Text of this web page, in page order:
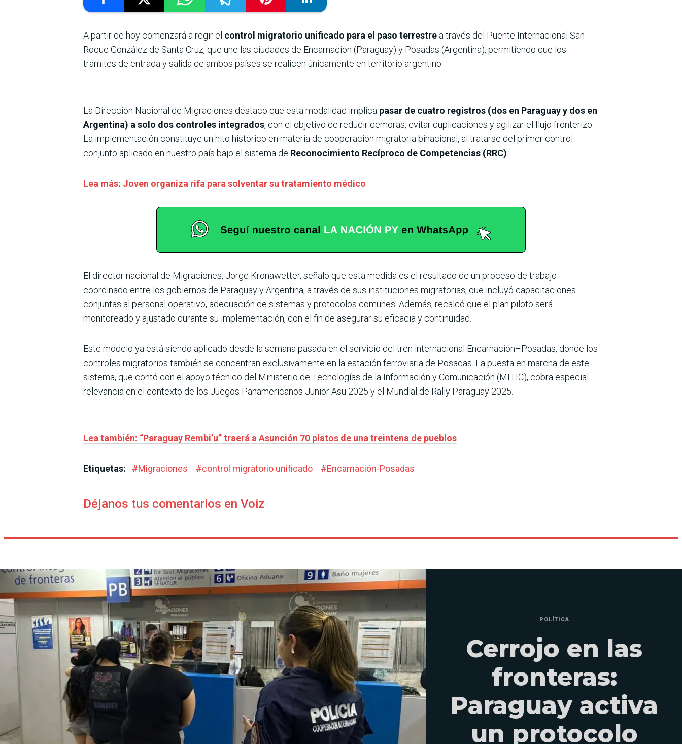
A partir de hoy comenzará a regir el control migratorio unificado para el paso terrestre a través del Puente Internacional San
Roque González de Santa Cruz, que une las ciudades de Encarnación (Paraguay) y Posadas (Argentina), permitiendo que los
trámites de entrada y salida de ambos países se realicen únicamente en territorio argentino.
La Dirección Nacional de Migraciones destacó que esta modalidad implica pasar de cuatro registros (dos en Paraguay y dos en
Argentina) a solo dos controles integrados, con el objetivo de reducir demoras, evitar duplicaciones y agilizar el flujo fronterizo.
La implementación constituye un hito histórico en materia de cooperación migratoria binacional, al tratarse del primer control
conjunto aplicado en nuestro país bajo el sistema de Reconocimiento Recíproco de Competencias (RRC).
Lea más: Joven organiza rifa para solventar su tratamiento médico
El director nacional de Migraciones, Jorge Kronawetter, señaló que esta medida es el resultado de un proceso de trabajo
coordinado entre los gobiernos de Paraguay y Argentina, a través de sus instituciones migratorias, que incluyó capacitaciones
conjuntas al personal operativo, adecuación de sistemas y protocolos comunes. Además, recalcó que el plan piloto será
monitoreado y ajustado durante su implementación, con el fin de asegurar su eficacia y continuidad.
Este modelo ya está siendo aplicado desde la semana pasada en el servicio del tren internacional Encarnación–Posadas, donde los
controles migratorios también se concentran exclusivamente en la estación ferroviaria de Posadas. La puesta en marcha de este
sistema, que contó con el apoyo técnico del Ministerio de Tecnologías de la Información y Comunicación (MITIC), cobra especial
relevancia en el contexto de los Juegos Panamericanos Junior Asu 2025 y el Mundial de Rally Paraguay 2025.
Lea también: “Paraguay Rembi’u” traerá a Asunción 70 platos de una treintena de pueblos
Etiquetas: #Migraciones #control migratorio unificado #Encarnación-Posadas
Déjanos tus comentarios en Voiz
POLÍTICA
Cerrojo en las
fronteras:
Paraguay activa
un protocolo